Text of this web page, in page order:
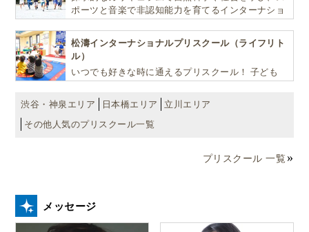
ポーツと音楽で非認知能力を育てるインターナショ
松濤インターナショナルプリスクール（ライフリト
ル）
いつでも好きな時に通えるプリスクール！ 子ども
自ら進んで学ぶこと、考える力を育みます
渋谷・神泉エリア 日本橋エリア
立川エリア
その他人気のプリスクール一覧
プリスクール 一覧
メッセージ